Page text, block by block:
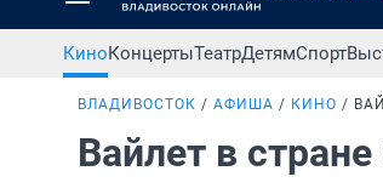
КиноКонцертыТеатрДетямСпорт
ВЛАДИВОСТОК АФИША КИНО
Вайлет в стране